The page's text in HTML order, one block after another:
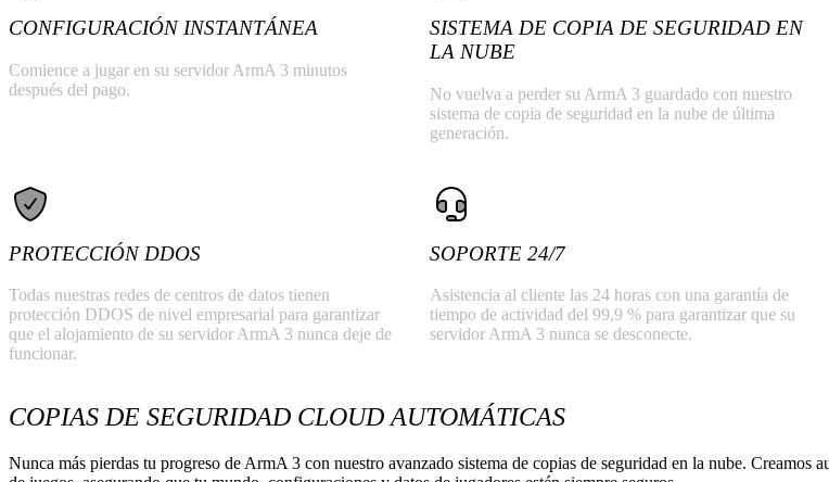
CONFIGURACIÓN INSTANTÁNEA
Comience a jugar en su servidor ArmA 3 minutos
después del pago.
SISTEMA DE COPIA DE SEGURIDAD EN
LA NUBE
No vuelva a perder su ArmA 3 guardado con nuestro
sistema de copia de seguridad en la nube de última
generación.
PROTECCIÓN DDOS
Todas nuestras redes de centros de datos tienen
protección DDOS de nivel empresarial para garantizar
que el alojamiento de su servidor ArmA 3 nunca deje de
funcionar.
SOPORTE 24/7
Asistencia al cliente las 24 horas con una garantía de
tiempo de actividad del 99,9 % para garantizar que su
servidor ArmA 3 nunca se desconecte.
COPIAS DE SEGURIDAD CLOUD AUTOMÁTICAS
Nunca más pierdas tu progreso de ArmA 3 con nuestro avanzado sistema de copias de seguridad en la nube. Creamos